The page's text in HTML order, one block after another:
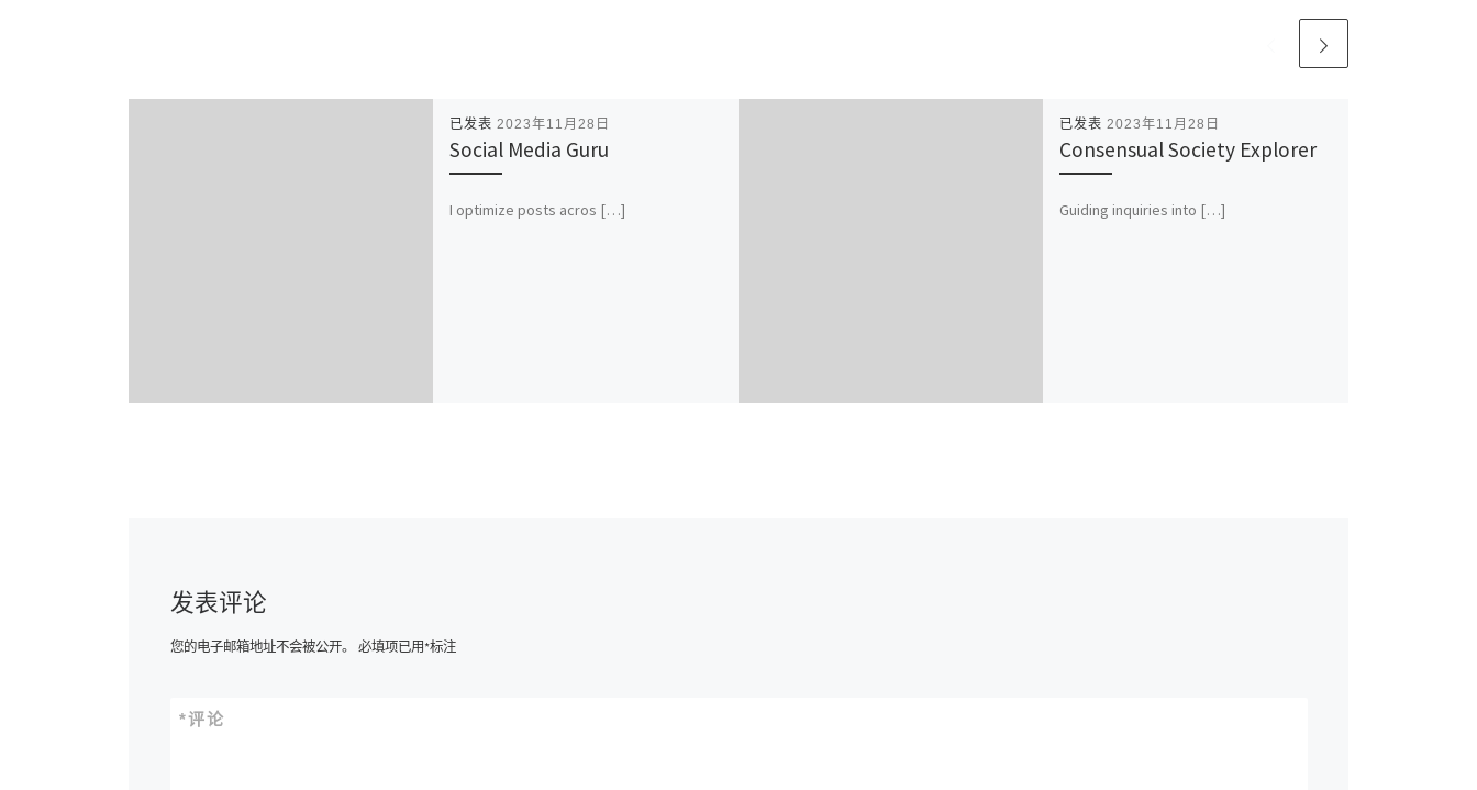
已发表 2023年11月28日
Social Media Guru
I optimize posts acros […]
已发表 2023年11月28日
Consensual Society Explorer
Guiding inquiries into […]
发表评论
您的电子邮箱地址不会被公开。 必填项已用*标注
评论
*